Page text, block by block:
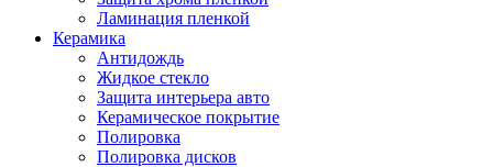
Ламинация пленкой
Керамика
Антидождь
Жидкое стекло
Защита интерьера авто
Керамическое покрытие
Полировка
Полировка дисков